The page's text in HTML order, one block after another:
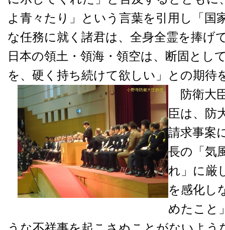
よ青々たり」という言葉を引用し「国
な任務に就く諸君は、全身全霊を捧げ
日本の領土・領海・領空は、断固とし
を、硬く持ち続けて欲しい」との期待
防衛大
臣は、防
請求事案
長の「気
れ」に厳
を感化し
めたこと